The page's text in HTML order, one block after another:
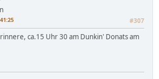
#307
ca.15 Uhr 30 am Dunkin' Donats am